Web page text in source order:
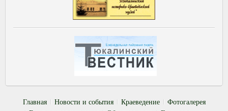
Главная Новости и события Краеведение
Фотогалерея